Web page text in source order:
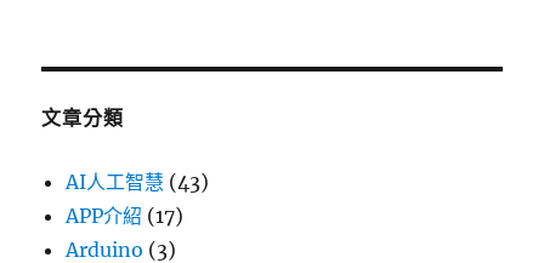
文章分類
AI人工智慧 (43)
APP介紹 (17)
Arduino (3)